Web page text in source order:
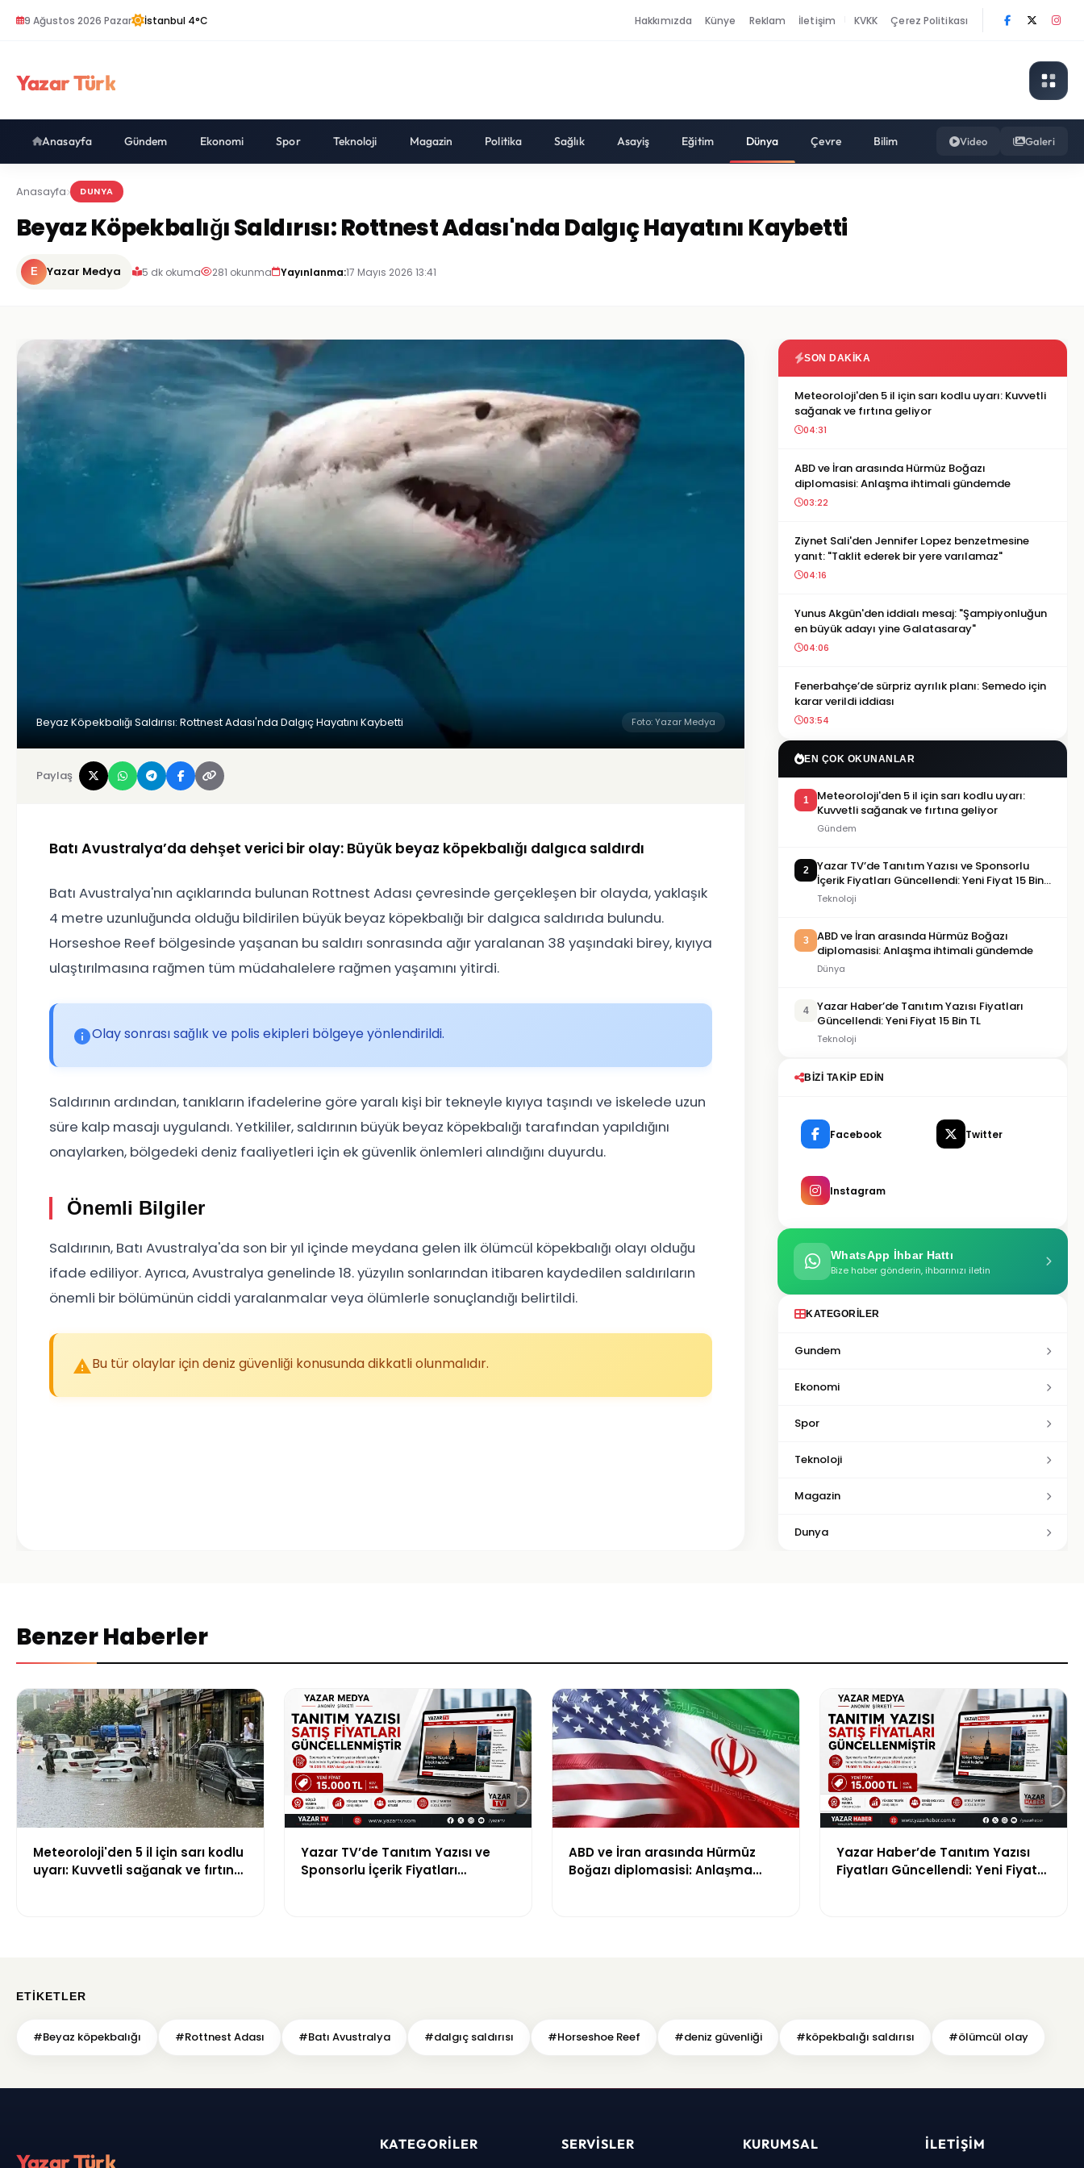
9 Ağustos 2026 Pazar İstanbul 4°C Hakkımızda Künye Reklam İletişim KVKK Çerez Politikası
Yazar Türk
Anasayfa Gündem Ekonomi Spor Teknoloji Magazin Politika Sağlık Asayiş Eğitim Dünya Çevre Bilim Video Galeri
Anasayfa DUNYA
Beyaz Köpekbalığı Saldırısı: Rottnest Adası'nda Dalgıç Hayatını Kaybetti
E Yazar Medya 5 dk okuma 281 okunma Yayınlanma:17 Mayıs 2026 13:41
Beyaz Köpekbalığı Saldırısı: Rottnest Adası'nda Dalgıç Hayatını Kaybetti Foto: Yazar Medya
Paylaş
Batı Avustralya’da dehşet verici bir olay: Büyük beyaz köpekbalığı dalgıca saldırdı
Batı Avustralya'nın açıklarında bulunan Rottnest Adası çevresinde gerçekleşen bir olayda, yaklaşık
4 metre uzunluğunda olduğu bildirilen büyük beyaz köpekbalığı bir dalgıca saldırıda bulundu.
Horseshoe Reef bölgesinde yaşanan bu saldırı sonrasında ağır yaralanan 38 yaşındaki birey, kıyıya
ulaştırılmasına rağmen tüm müdahalelere rağmen yaşamını yitirdi.
Olay sonrası sağlık ve polis ekipleri bölgeye yönlendirildi.
Saldırının ardından, tanıkların ifadelerine göre yaralı kişi bir tekneyle kıyıya taşındı ve iskelede uzun
süre kalp masajı uygulandı. Yetkililer, saldırının büyük beyaz köpekbalığı tarafından yapıldığını
onaylarken, bölgedeki deniz faaliyetleri için ek güvenlik önlemleri alındığını duyurdu.
Önemli Bilgiler
Saldırının, Batı Avustralya'da son bir yıl içinde meydana gelen ilk ölümcül köpekbalığı olayı olduğu
ifade ediliyor. Ayrıca, Avustralya genelinde 18. yüzyılın sonlarından itibaren kaydedilen saldırıların
önemli bir bölümünün ciddi yaralanmalar veya ölümlerle sonuçlandığı belirtildi.
Bu tür olaylar için deniz güvenliği konusunda dikkatli olunmalıdır.
SON DAKIKA
Meteoroloji'den 5 il için sarı kodlu uyarı: Kuvvetli
sağanak ve fırtına geliyor
04:31
ABD ve İran arasında Hürmüz Boğazı
diplomasisi: Anlaşma ihtimali gündemde
03:22
Ziynet Sali'den Jennifer Lopez benzetmesine
yanıt: "Taklit ederek bir yere varılamaz"
04:16
Yunus Akgün'den iddialı mesaj: "Şampiyonluğun
en büyük adayı yine Galatasaray"
04:06
Fenerbahçe’de sürpriz ayrılık planı: Semedo için
karar verildi iddiası
03:54
EN ÇOK OKUNANLAR
1
Meteoroloji'den 5 il için sarı kodlu uyarı:
Kuvvetli sağanak ve fırtına geliyor
Gündem
2
Yazar TV’de Tanıtım Yazısı ve Sponsorlu
İçerik Fiyatları Güncellendi: Yeni Fiyat 15 Bin
TL
Teknoloji
3
ABD ve İran arasında Hürmüz Boğazı
diplomasisi: Anlaşma ihtimali gündemde
Dünya
4
Yazar Haber’de Tanıtım Yazısı Fiyatları
Güncellendi: Yeni Fiyat 15 Bin TL
Teknoloji
BIZI TAKIP EDIN
Facebook Twitter
Instagram
WhatsApp İhbar Hattı
Bize haber gönderin, ihbarınızı iletin
KATEGORILER
Gundem
Ekonomi
Spor
Teknoloji
Magazin
Dunya
Benzer Haberler
Meteoroloji'den 5 il için sarı kodlu
uyarı: Kuvvetli sağanak ve fırtına
Yazar TV’de Tanıtım Yazısı ve
Sponsorlu İçerik Fiyatları
ABD ve İran arasında Hürmüz
Boğazı diplomasisi: Anlaşma
Yazar Haber’de Tanıtım Yazısı
Fiyatları Güncellendi: Yeni Fiyat
ETIKETLER
#Beyaz köpekbalığı #Rottnest Adası #Batı Avustralya #dalgıç saldırısı #Horseshoe Reef #deniz güvenliği #köpekbalığı saldırısı #ölümcül olay
Yazar Türk
KATEGORILER SERVISLER KURUMSAL İLETIŞIM